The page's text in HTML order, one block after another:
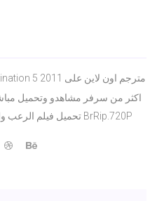
اكثر من سرفر مشاهدو وتحميل
Final Destination تحميل فيلم الرعب والتشويق بجودة BrRip.720P